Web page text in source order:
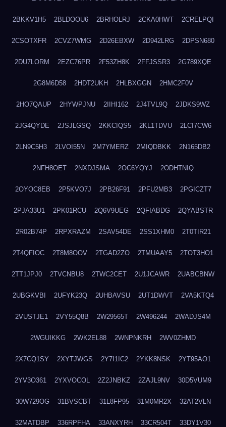
2BKKV1H5 2BLDOOU6 2BRHOLRJ 2CKA0HWT 2CRELPQI
2CSOTXFR 2CVZ7WMG 2D26EBXW 2D942LRG 2DPSN680
2DU7LORM 2EZC76PR 2F53ZH8K 2FFJSSR3 2G789XQE
2G8M6D58 2HDT2UKH 2HLBXGGN 2HMC2F0V
2HO7QAUP 2HYWPJNU 2IIHI162 2J4TVL9Q 2JDKS9WZ
2JG4QYDE 2JSJLGSQ 2KKCIQS5 2KL1TDVU 2LCI7CW6
2LN9C5H3 2LVOI55N 2M7YMERZ 2MIQDBKK 2N165DB2
2NFH8OET 2NXDJSMA 2OC6YQYJ 2ODHTNIQ
2OYOC8EB 2P5KVO7J 2PB26F91 2PFU2MB3 2PGICZT7
2PJA33U1 2PK01RCU 2Q6V9UEG 2QFIABDG 2QYABSTR
2R02B74P 2RPXRAZM 2SAV54DE 2SS1XHM0 2T0TIR21
2T4QFIOC 2T8M8OOV 2TGAD2ZO 2TMUAAY5 2TOT3HO1
2TT1JPJ0 2TVCNBU8 2TWC2CET 2U1JCAWR 2UABCBNW
2UBGKVBI 2UFYK23Q 2UHBAVSU 2UT1DWVT 2VA5KTQ4
2VUSTJE1 2VY55Q8B 2W29565T 2W496244 2WADJS4M
2WGUIKKG 2WK2EL88 2WNPNKRH 2WV0ZHMD
2X7CQ1SY 2XYTJWGS 2Y7I1IC2 2YKK8NSK 2YT95AO1
2YV3O361 2YXVOCOL 2Z2JNBKZ 2ZAJL9NV 30D5VUM9
30W729OG 31BVSCBT 31L8FP95 31M0MR2X 32AT2VLN
32MATDBP 336RPFHA 33ANXYRH 33CR504T 33DY1V30